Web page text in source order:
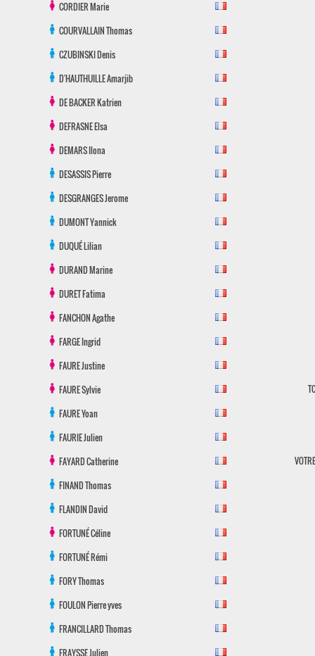
CORDIERMarie
COURVALLAINThomas
CZUBINSKIDenis
D'HAUTHUILLEAmarjib
DE BACKERKatrien
DEFRASNEElsa
DEMARSIlona
DESASSISPierre
DESGRANGESJerome
DUMONTYannick
DUQUÉLilian
DURANDMarine
DURETFatima
FANCHONAgathe
FARGEIngrid
FAUREJustine
FAURESylvie
FAUREYoan
FAURIEJulien
FAYARDCatherine
FINANDThomas
FLANDINDavid
FORTUNÉCéline
FORTUNÉRémi
FORYThomas
FOULONPierre yves
FRANCILLARDThomas
FRAYSSEJulien